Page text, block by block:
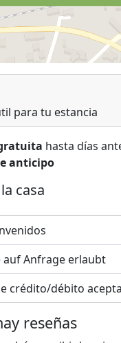
para tu estancia
hasta días
anticipo
casa
auf Anfrage erlaubt
crédito/débito
reseñas